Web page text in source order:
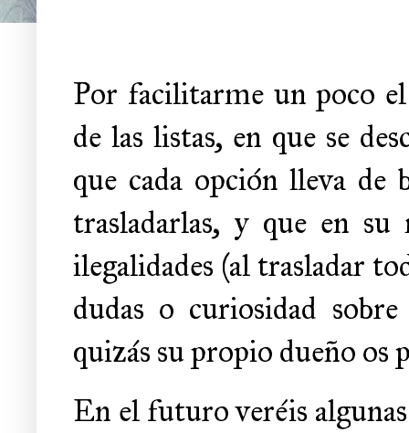
Por facilitarme un poco
de las listas, en que se
que cada opción lleva de
trasladarlas, y que en
ilegalidades (al trasladar
dudas o curiosidad
quizás su propio dueño os
En el futuro veréis